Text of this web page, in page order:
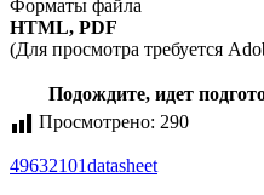
Форматы файла
HTML, PDF
(Для просмотра требуется
Подождите, идет
Просмотрено: 290
49632101datasheet